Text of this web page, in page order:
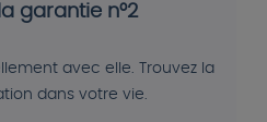
garantie n°2
avec elle. Trouvez la
dans votre vie.